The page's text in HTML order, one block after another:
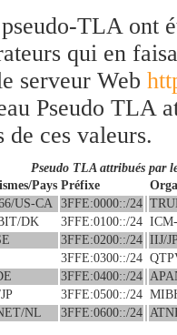
TLA ont
qui en
serveur Web
Pseudo TLA
de ces valeurs.
Pseudo TLA attribués par
Pays Préfixe
US-CA
3FFE:0000::/24
DK
3FFE:0100::/24
3FFE:0200::/24 IIJ/
3FFE:0300::/24
3FFE:0400::/24
3FFE:0500::/24
NL
3FFE:0600::/24